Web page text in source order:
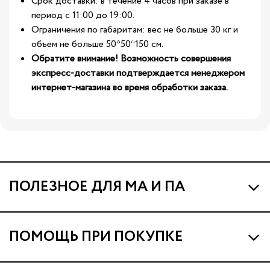
период с 11:00 до 19:00.
Ограничения по габаритам: вес не больше 30 кг и
объем не больше 50*50*150 см.
Обратите внимание! Возможность совершения
экспресс-доставки подтверждается менеджером
интернет-магазина во время обработки заказа.
ПОЛЕЗНОЕ ДЛЯ МА И ПА
Про МА и Маминых Ассистентов
Программа Ма Кешбэк
Ма Клуб
ПОМОЩЬ ПРИ ПОКУПКЕ
Наши магазины